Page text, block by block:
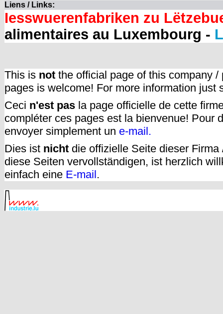
Liens / Links:
Iesswuerenfabriken zu
alimentaires au Luxembourg -
This is not the official page of this company
pages is welcome! For more information just
Ceci n'est pas la page officielle de cette
compléter ces pages est la bienvenue! Pour
envoyer simplement un e-mail.
Dies ist nicht die offizielle Seite dieser
diese Seiten vervollständigen, ist herzlich
einfach eine E-mail.